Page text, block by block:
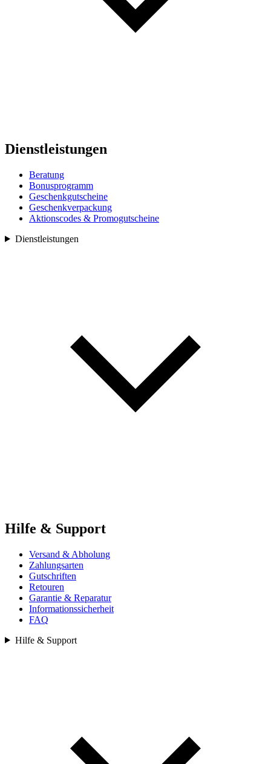
Dienstleistungen
Beratung
Bonusprogramm
Geschenkgutscheine
Geschenkverpackung
Aktionscodes & Promogutscheine
Dienstleistungen
Hilfe & Support
Versand & Abholung
Zahlungsarten
Gutschriften
Retouren
Garantie & Reparatur
Informationssicherheit
FAQ
Hilfe & Support